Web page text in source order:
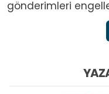
gönderimleri